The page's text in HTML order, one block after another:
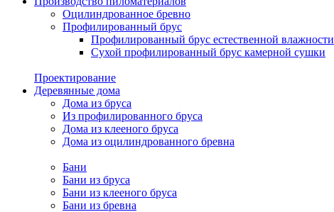
Оцилиндрованное бревно
Профилированный брус
Профилированный брус естественной влажности
Сухой профилированный брус камерной сушки
Проектирование
Деревянные дома
Дома из бруса
Из профилированного бруса
Дома из клееного бруса
Дома из оцилиндрованного бревна
Бани
Бани из бруса
Бани из клееного бруса
Бани из бревна